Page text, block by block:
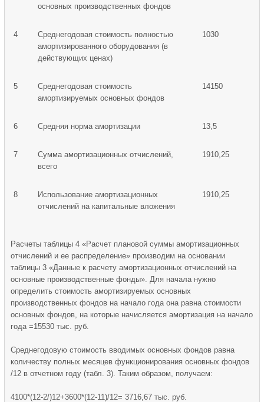
основных производственных фондов
4
Среднегодовая стоимость полностью
амортизированного оборудования (в
действующих ценах)
1030
5
Среднегодовая стоимость
амортизируемых основных фондов
14150
6 Средняя норма амортизации 13,5
7
Сумма амортизационных отчислений,
всего
1910,25
8
Использование амортизационных
отчислений на капитальные вложения
1910,25
Расчеты таблицы 4 «Расчет плановой суммы амортизационных
отчислений и ее распределение» производим на основании
таблицы 3 «Данные к расчету амортизационных отчислений на
основные производственные фонды». Для начала нужно
определить стоимость амортизируемых основных
производственных фондов на начало года она равна стоимости
основных фондов, на которые начисляется амортизация на начало
года =15530 тыс. руб.
Среднегодовую стоимость вводимых основных фондов равна
количеству полных месяцев функционирования основных фондов
/12 в отчетном году (табл. 3). Таким образом, получаем:
4100*(12-2/)12+3600*(12-11)/12= 3716,67 тыс. руб.